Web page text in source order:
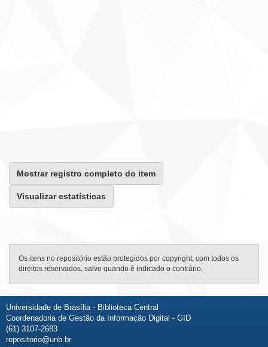
Mostrar registro completo do item
Visualizar estatísticas
Os itens no repositório estão protegidos por copyright, com todos os
direitos reservados, salvo quando é indicado o contrário.
Universidade de Brasília - Biblioteca Central
Coordenadoria de Gestão da Informação Digital - GID
(61) 3107-2683
repositorio@unb.br